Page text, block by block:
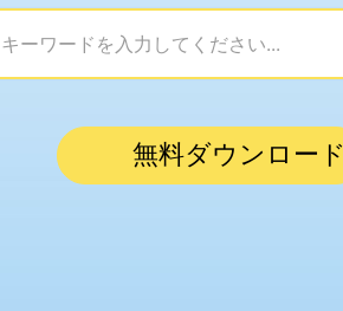
無料ダウンロード